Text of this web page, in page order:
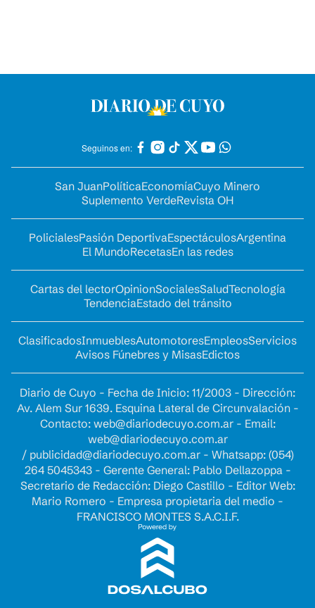
Seguinos en:
San JuanPolíticaEconomíaCuyo Minero
Suplemento VerdeRevista OH
PolicialesPasión DeportivaEspectáculosArgentina
El MundoRecetasEn las redes
Cartas del lectorOpinionSocialesSaludTecnología
TendenciaEstado del tránsito
ClasificadosInmueblesAutomotoresEmpleosServicios
Avisos Fúnebres y MisasEdictos
Diario de Cuyo - Fecha de Inicio: 11/2003 - Dirección:
Av. Alem Sur 1639. Esquina Lateral de Circunvalación -
Contacto: web@diariodecuyo.com.ar- Email:
web@diariodecuyo.com.ar
/ publicidad@diariodecuyo.com.ar- Whatsapp: (054)
264 5045343 - Gerente General: Pablo Dellazoppa -
Secretario de Redacción: Diego Castillo - Editor Web:
Mario Romero - Empresa propietaria del medio -
FRANCISCO MONTES S.A.C.I.F.